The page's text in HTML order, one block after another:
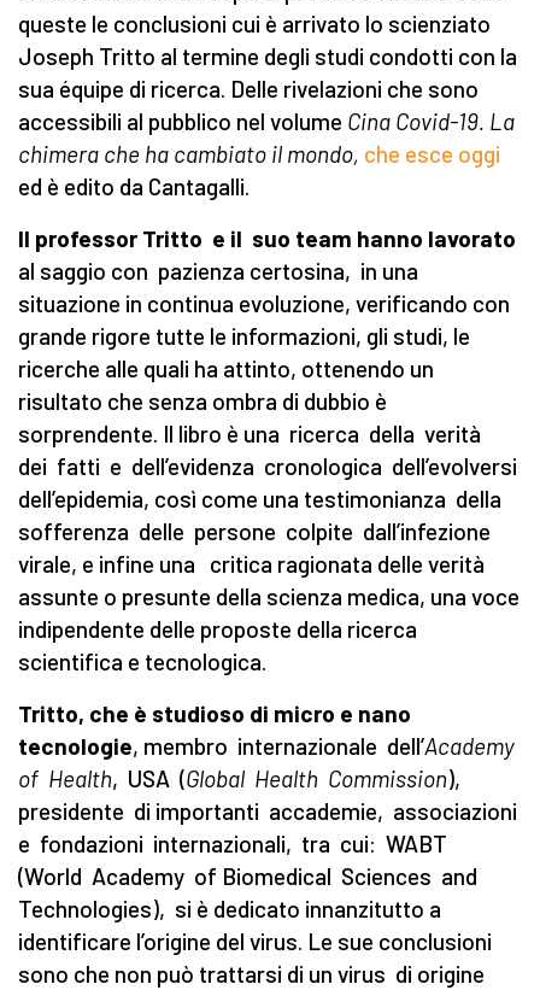
queste le conclusioni cui è arrivato lo scienziato
Joseph Tritto al termine degli studi condotti con la
sua équipe di ricerca. Delle rivelazioni che sono
accessibili al pubblico nel volume Cina Covid-19. La
chimera che ha cambiato il mondo, che esce oggi
ed è edito da Cantagalli.
Il professor Tritto e il suo team hanno lavorato
al saggio con pazienza certosina, in una
situazione in continua evoluzione, verificando con
grande rigore tutte le informazioni, gli studi, le
ricerche alle quali ha attinto, ottenendo un
risultato che senza ombra di dubbio è
sorprendente. Il libro è una ricerca della verità
dei fatti e dell’evidenza cronologica dell’evolversi
dell’epidemia, così come una testimonianza della
sofferenza delle persone colpite dall’infezione
virale, e infine una critica ragionata delle verità
assunte o presunte della scienza medica, una voce
indipendente delle proposte della ricerca
scientifica e tecnologica.
Tritto, che è studioso di micro e nano
tecnologie, membro internazionale dell’Academy
of Health, USA (Global Health Commission),
presidente di importanti accademie, associazioni
e fondazioni internazionali, tra cui: WABT
(World Academy of Biomedical Sciences and
Technologies), si è dedicato innanzitutto a
identificare l’origine del virus. Le sue conclusioni
sono che non può trattarsi di un virus di origine